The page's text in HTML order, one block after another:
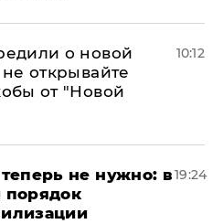
о новой
открывайте
от "Новой
10:12
не нужно: в
порядок
19:24